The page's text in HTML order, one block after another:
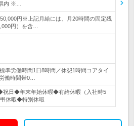
内 ※…
円※上記月給には、月20時間の固定残
円）を含…
準労働時間1日8時間／休憩1時間コアタイ
働時間帯0…
◆祝日◆年末年始休暇◆有給休暇（入社時5
休暇◆特別休暇